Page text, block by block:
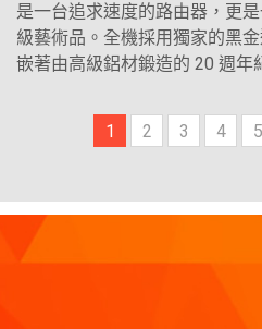
是一台追求速度的路由器，更
級藝術品。全機採用獨家的黑
嵌著由高級鋁材鍛造的 20 週
1 2 3 4 5